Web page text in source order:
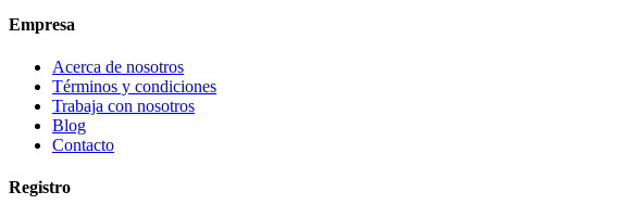
Empresa
Acerca de nosotros
Términos y condiciones
Trabaja con nosotros
Blog
Contacto
Registro